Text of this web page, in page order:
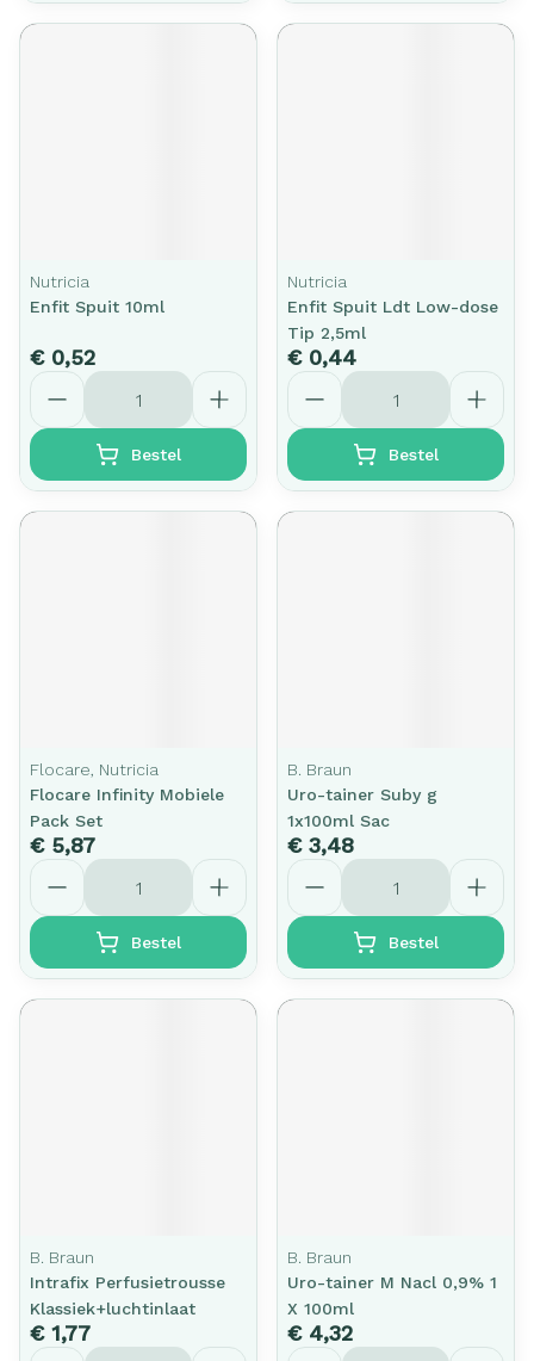
Nutricia
Enfit Spuit 10ml
€ 0,52
Aantal
Bestel
Nutricia
Enfit Spuit Ldt Low-dose
Tip 2,5ml
€ 0,44
Aantal
Bestel
Flocare, Nutricia
Flocare Infinity Mobiele
Pack Set
€ 5,87
Aantal
Bestel
B. Braun
Uro-tainer Suby g
1x100ml Sac
€ 3,48
Aantal
Bestel
B. Braun
Intrafix Perfusietrousse
Klassiek+luchtinlaat
€ 1,77
B. Braun
Uro-tainer M Nacl 0,9% 1
X 100ml
€ 4,32